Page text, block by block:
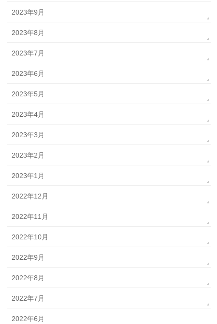
2023年9月
2023年8月
2023年7月
2023年6月
2023年5月
2023年4月
2023年3月
2023年2月
2023年1月
2022年12月
2022年11月
2022年10月
2022年9月
2022年8月
2022年7月
2022年6月